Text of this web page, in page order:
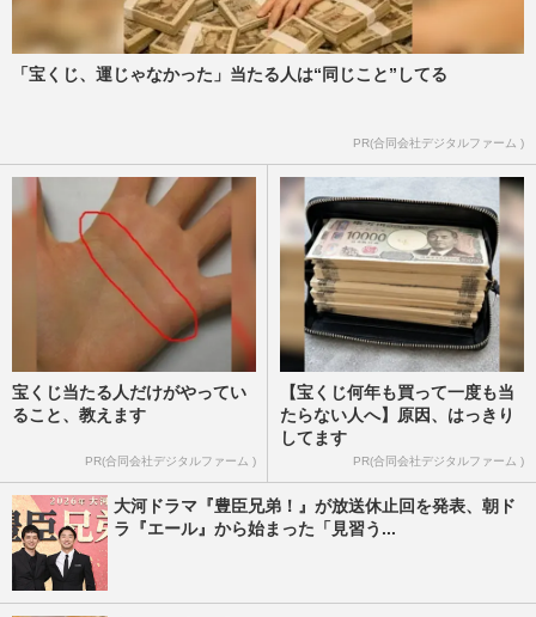
「宝くじ、運じゃなかった」当たる人は“同じこと”してる
PR(合同会社デジタルファーム )
宝くじ当たる人だけがやってい
ること、教えます
PR(合同会社デジタルファーム )
【宝くじ何年も買って一度も当
たらない人へ】原因、はっきり
してます
PR(合同会社デジタルファーム )
大河ドラマ『豊臣兄弟！』が放送休止回を発表、朝ド
ラ『エール』から始まった「見習う...